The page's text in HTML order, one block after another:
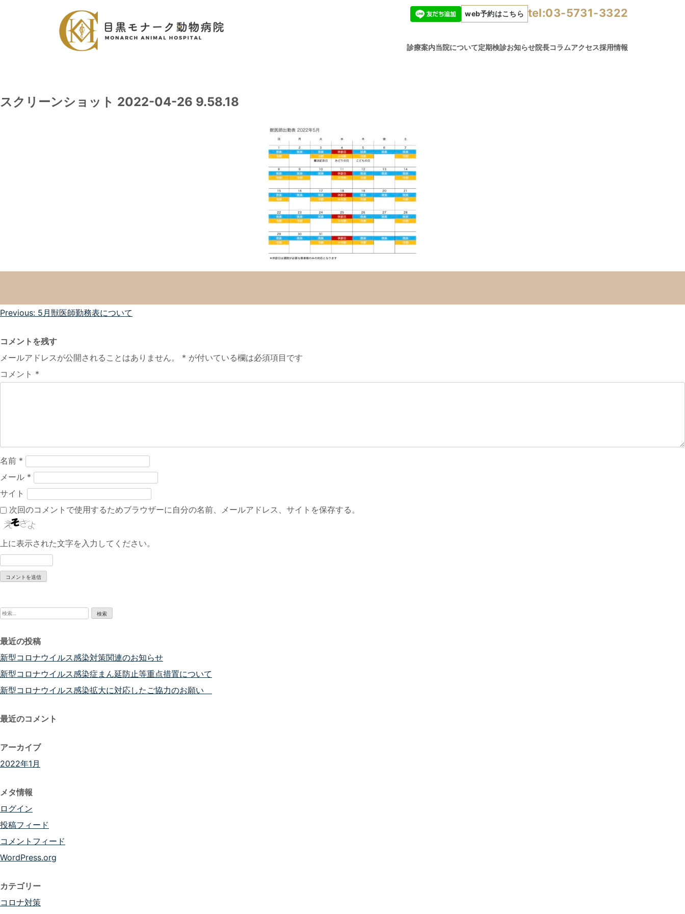
web予約はこちら tel:03-5731-3322
診療案内当院について定期検診お知らせ院長コラムアクセス採用情報
スクリーンショット 2022-04-26 9.58.18
投
ナ
ビ
ゲ
Previous: 5月獣医師勤務表について
コメントを残す
メールアドレスが公開されることはありません。
* が付いている欄は必須項目です
コメント *
名前 *
メール *
サイト
次回のコメントで使用するためブラウザーに自分の名前、メールアドレス、サイトを保存する。
上に表示された文字を入力してください。
検
最近の投稿
新型コロナウイルス感染対策関連のお知らせ
新型コロナウイルス感染症まん延防止等重点措置について
新型コロナウイルス感染拡大に対応したご協力のお願い
最近のコメント
アーカイブ
2022年1月
メタ情報
ログイン
投稿フィード
コメントフィード
WordPress.org
カテゴリー
コロナ対策